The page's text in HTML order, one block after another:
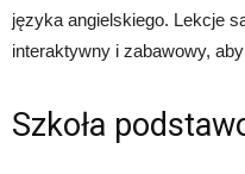
języka angielskiego. Lekcje
interaktywny i zabawowy,
Szkoła